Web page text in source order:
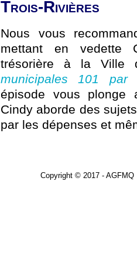
Trois-Rivières
Nous vous
mettant en vedette
trésorière à la Ville
municipales 101 par
épisode vous plonge
Cindy aborde des
par les dépenses et
Copyright © 2017 -